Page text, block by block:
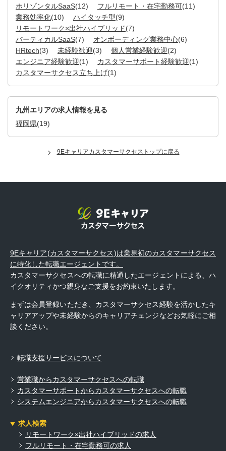
ホリゾンタルSaaS(12) フルリモート・在宅勤務可(11)
業務効率化(10) ハイタッチ型(9)
リモートワーク×出社ハイブリッド(7)
バーティカルSaaS(7) オンボーディング業務中心(6)
HRtech(3) 未経験歓迎(3) 個人営業経験歓迎(2)
エンジニア経験歓迎(1) カスタマーサポート経験歓迎(1)
カスタマーサクセス立ち上げ(1)
九州エリアの求人情報を見る
福岡県(19)
9Eキャリアカスタマーサクセストップに戻る
9Eキャリア(カスタマーサクセス)は業界初のカスタマーサクセス
に特化した転職エージェントです。
カスタマーサクセスへの転職に精通したエージェントによる、ハ
イクオリティかつ親身なご支援をお約束いたします。
まずは会員登録いただき、カスタマーサクセス経験を活かしたキ
ャリアアップや未経験からのキャリアチェンジなどお気軽にご相
談ください。
転職支援サービスについて
営業職からカスタマーサクセスへの転職
カスタマーサポートからカスタマーサクセスへの転職
システムエンジニアからカスタマーサクセスへの転職
求人検索
リモートワーク×出社ハイブリッドの求人
フルリモート・在宅勤務可の求人